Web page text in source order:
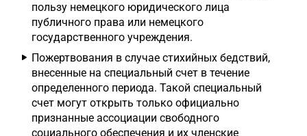
пользу немецкого юридического лица
публичного права или немецкого
государственного учреждения.
Пожертвования в случае стихийных бедствий,
внесенные на специальный счет в течение
определенного периода. Такой специальный
счет могут открыть только официально
признанные ассоциации свободного
социального обеспечения и их членские